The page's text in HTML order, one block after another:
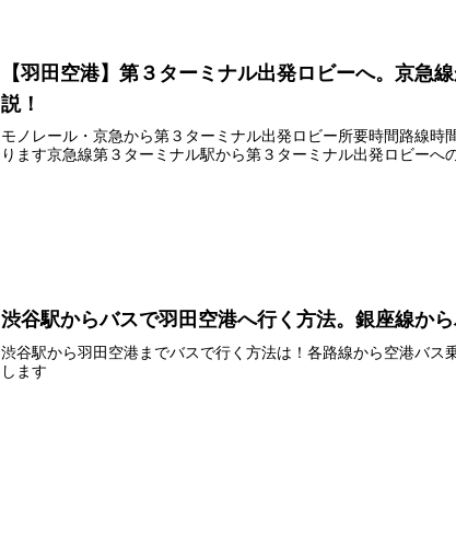
【羽田空港】第３ターミナル出発ロビーへ。京急
説！
モノレール・京急から第３ターミナル出発ロビー所要時間路線
ります京急線第３ターミナル駅から第３ターミナル出発ロビーへ
渋谷駅からバスで羽田空港へ行く方法。銀座線か
渋谷駅から羽田空港までバスで行く方法は！各路線から空港バ
します